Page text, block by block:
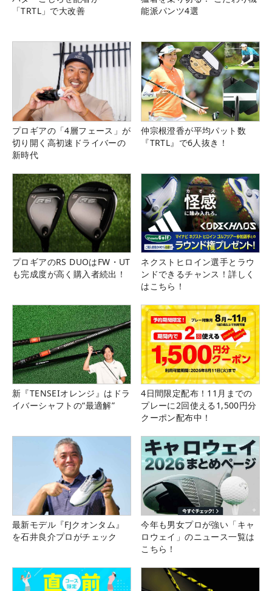
「TRTL」で大改善
能派パンツ4選
プロギアの「4層フェース」が
切り開く高初速ドライバーの
新時代
仲宗根澄香が平均パット数
『TRTL』で6人抜き！
プロギアのRS DUOはFW・UT
も完成度が高く購入者続出！
ネクストヒロイン選手とラウ
ンドできるチャンス！詳しく
はこちら！
新『TENSEIオレンジ』はドラ
イバーシャフトの“最適解”
4日間限定配布！11月までの
プレーに2回使える1,500円分
クーポン配布中！
最新モデル『FJクオンタム』
を石井良介プロがチェック
今年も男女プロが強い「キャ
ロウェイ」のニュース一覧は
こちら！